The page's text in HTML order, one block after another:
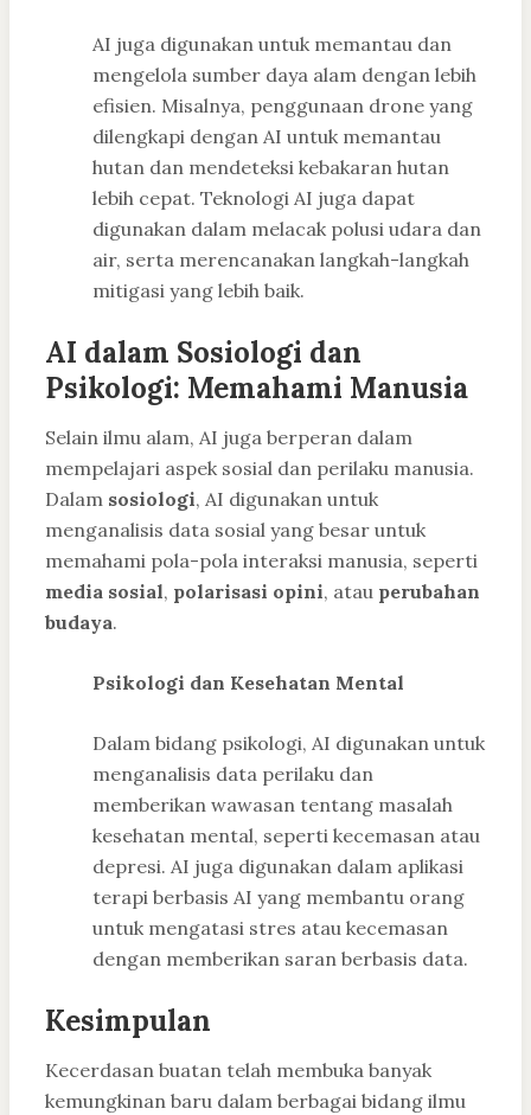
AI juga digunakan untuk memantau dan
mengelola sumber daya alam dengan lebih
efisien. Misalnya, penggunaan drone yang
dilengkapi dengan AI untuk memantau
hutan dan mendeteksi kebakaran hutan
lebih cepat. Teknologi AI juga dapat
digunakan dalam melacak polusi udara dan
air, serta merencanakan langkah-langkah
mitigasi yang lebih baik.
AI dalam Sosiologi dan
Psikologi: Memahami Manusia
Selain ilmu alam, AI juga berperan dalam
mempelajari aspek sosial dan perilaku manusia.
Dalam sosiologi, AI digunakan untuk
menganalisis data sosial yang besar untuk
memahami pola-pola interaksi manusia, seperti
media sosial, polarisasi opini, atau perubahan
budaya.
Psikologi dan Kesehatan Mental
Dalam bidang psikologi, AI digunakan untuk
menganalisis data perilaku dan
memberikan wawasan tentang masalah
kesehatan mental, seperti kecemasan atau
depresi. AI juga digunakan dalam aplikasi
terapi berbasis AI yang membantu orang
untuk mengatasi stres atau kecemasan
dengan memberikan saran berbasis data.
Kesimpulan
Kecerdasan buatan telah membuka banyak
kemungkinan baru dalam berbagai bidang ilmu